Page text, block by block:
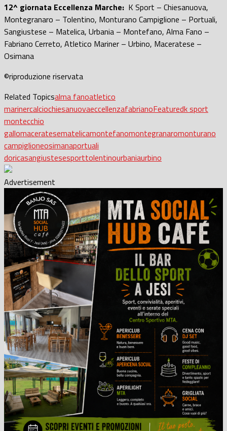
12^ giornata Eccellenza Marche: K Sport – Chiesanuova,
Montegranaro – Tolentino, Monturano Campiglione – Portuali,
Sangiustese – Matelica, Urbania – Montefano, Alma Fano –
Fabriano Cerreto, Atletico Mariner – Urbino, Maceratese –
Osimana
©riproduzione riservata
Related Topicsalma fanoatletico
marinercalciochiesanuovaeccellenzafabrianoFeaturedk sport
montecchio
gallomaceratesematelicamontefanomontegranaromonturano
campiglioneosimanaportuali
doricasangiustesesporttolentinourbaniaurbino
Advertisement